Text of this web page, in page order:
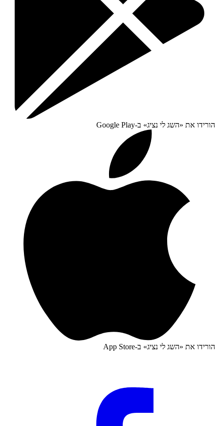
הורידו את «השג לי נציג» ב-Google Play
הורידו את «השג לי נציג» ב-App Store